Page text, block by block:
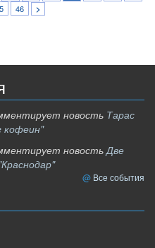
46 >
новость Тарас
кофеин"
новостьДве
Все события